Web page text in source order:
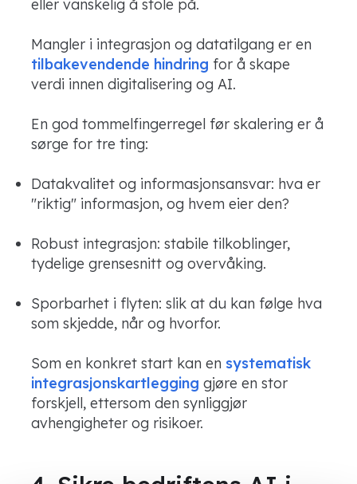
eller vanskelig å stole på.
Mangler i integrasjon og datatilgang er en
tilbakevendende hindring for å skape
verdi innen digitalisering og AI.
En god tommelfingerregel før skalering er å
sørge for tre ting:
Datakvalitet og informasjonsansvar: hva er
"riktig" informasjon, og hvem eier den?
Robust integrasjon: stabile tilkoblinger,
tydelige grensesnitt og overvåking.
Sporbarhet i flyten: slik at du kan følge hva
som skjedde, når og hvorfor.
Som en konkret start kan en systematisk
integrasjonskartlegging gjøre en stor
forskjell, ettersom den synliggjør
avhengigheter og risikoer.